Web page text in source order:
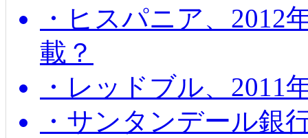
・ヒスパニア、2012
載？
・レッドブル、2011
・サンタンデール銀